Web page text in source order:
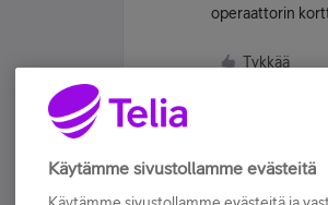
operaattorin
Tykkää
Käytämme sivustollamme evästeitä